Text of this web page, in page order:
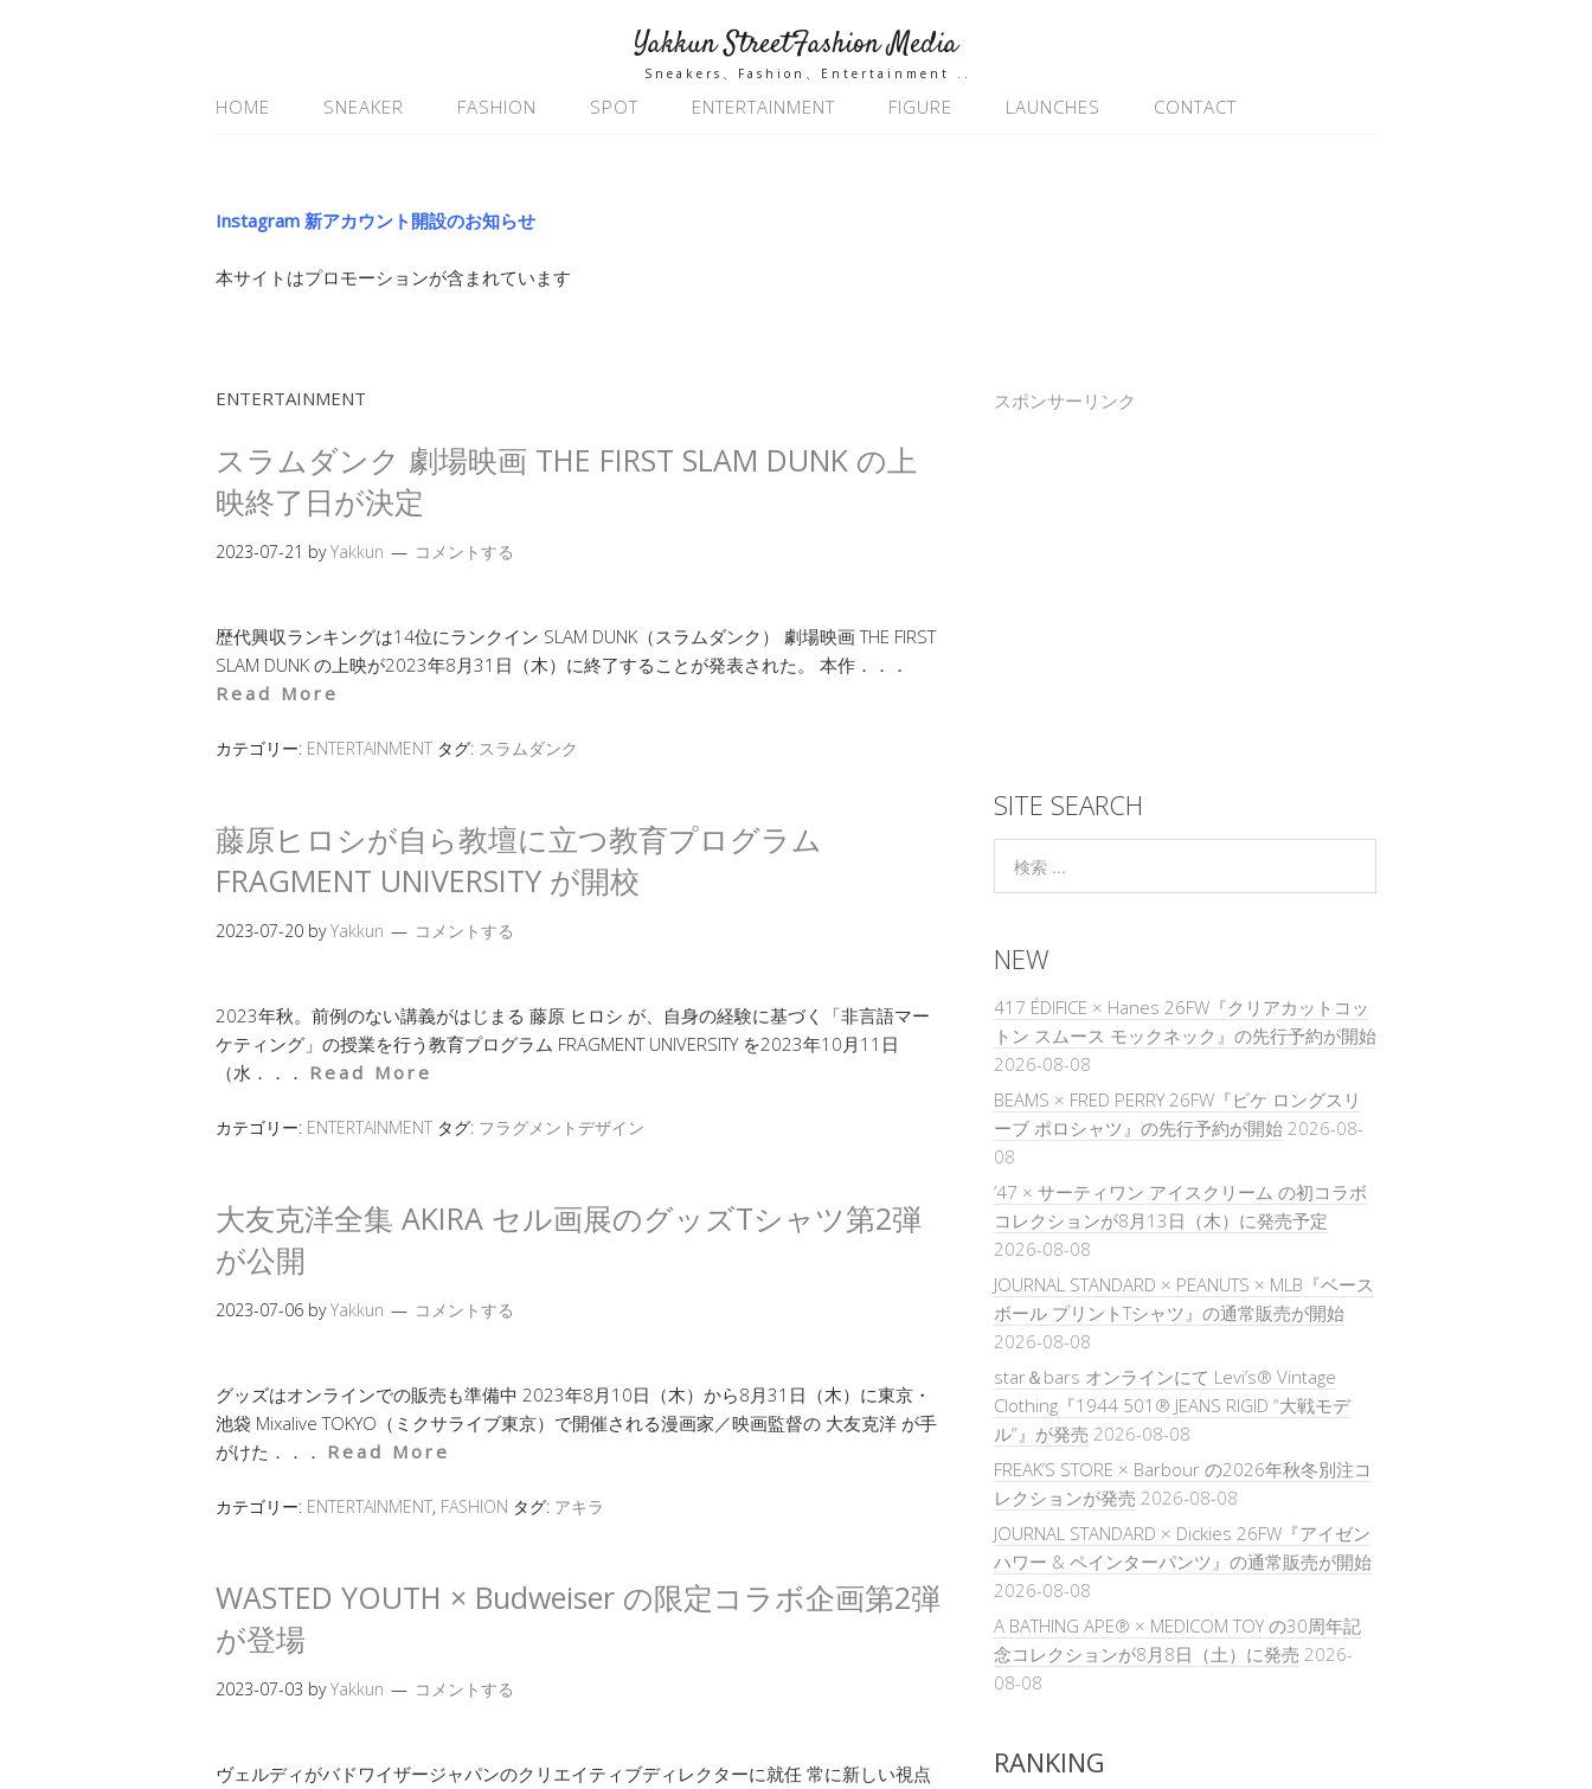
Yakkun StreetFashion Media
Sneakers、Fashion、Entertainment ..
HOME SNEAKER FASHION SPOT ENTERTAINMENT FIGURE LAUNCHES CONTACT
Instagram 新アカウント開設のお知らせ
本サイトはプロモーションが含まれています
ENTERTAINMENT
スラムダンク 劇場映画 THE FIRST SLAM DUNK の上
映終了日が決定
2023-07-21 byYakkun コメントする
歴代興収ランキングは14位にランクイン SLAM DUNK（スラムダンク） 劇場映画 THE FIRST
SLAM DUNK の上映が2023年8月31日（木）に終了することが発表された。 本作．．．
Read More
カテゴリー: ENTERTAINMENT タグ: スラムダンク
藤原ヒロシが自ら教壇に立つ教育プログラム
FRAGMENT UNIVERSITY が開校
2023-07-20 byYakkun コメントする
2023年秋。前例のない講義がはじまる 藤原 ヒロシ が、自身の経験に基づく「非言語マー
ケティング」の授業を行う教育プログラム FRAGMENT UNIVERSITY を2023年10月11日
（水．．． Read More
カテゴリー: ENTERTAINMENT タグ: フラグメントデザイン
大友克洋全集 AKIRA セル画展のグッズTシャツ第2弾
が公開
2023-07-06 byYakkun コメントする
グッズはオンラインでの販売も準備中 2023年8月10日（木）から8月31日（木）に東京・
池袋 Mixalive TOKYO（ミクサライブ東京）で開催される漫画家／映画監督の 大友克洋 が手
がけた．．． Read More
カテゴリー: ENTERTAINMENT, FASHION タグ: アキラ
WASTED YOUTH × Budweiser の限定コラボ企画第2弾
が登場
2023-07-03 byYakkun コメントする
ヴェルディがバドワイザージャパンのクリエイティブディレクターに就任 常に新しい視点
スポンサーリンク
SITE SEARCH
NEW
417 ÉDIFICE × Hanes 26FW『クリアカットコッ
トン スムース モックネック』の先行予約が開始
2026-08-08
BEAMS × FRED PERRY 26FW『ピケ ロングスリ
ーブ ポロシャツ』の先行予約が開始 2026-08-
08
’47 × サーティワン アイスクリーム の初コラボ
コレクションが8月13日（木）に発売予定
2026-08-08
JOURNAL STANDARD × PEANUTS × MLB『ベース
ボール プリントTシャツ』の通常販売が開始
2026-08-08
star＆bars オンラインにて Levi’s® Vintage
Clothing『1944 501® JEANS RIGID “大戦モデ
ル”』が発売 2026-08-08
FREAK’S STORE × Barbour の2026年秋冬別注コ
レクションが発売 2026-08-08
JOURNAL STANDARD × Dickies 26FW『アイゼン
ハワー & ペインターパンツ』の通常販売が開始
2026-08-08
A BATHING APE® × MEDICOM TOY の30周年記
念コレクションが8月8日（土）に発売 2026-
08-08
RANKING